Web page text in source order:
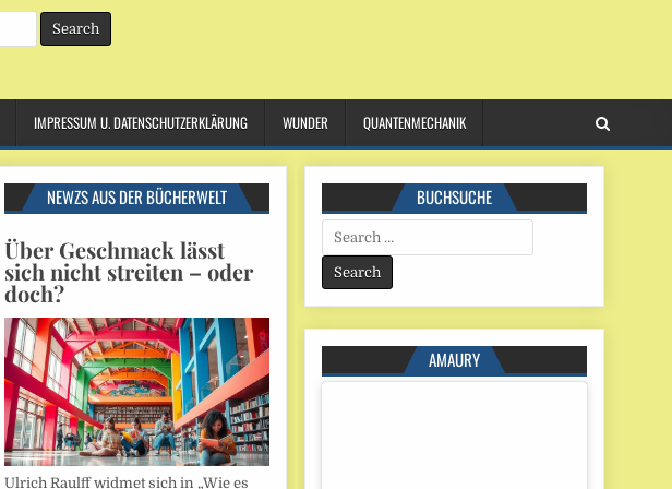
IMPRESSUM U. DATENSCHUTZERKLÄRUNG WUNDER QUANTENMECHANIK
NEWZS AUS DER BÜCHERWELT
Über Geschmack lässt
sich nicht streiten – oder
doch?
Ulrich Raulff widmet sich in „Wie es
BUCHSUCHE
Search
for:
AMAURY